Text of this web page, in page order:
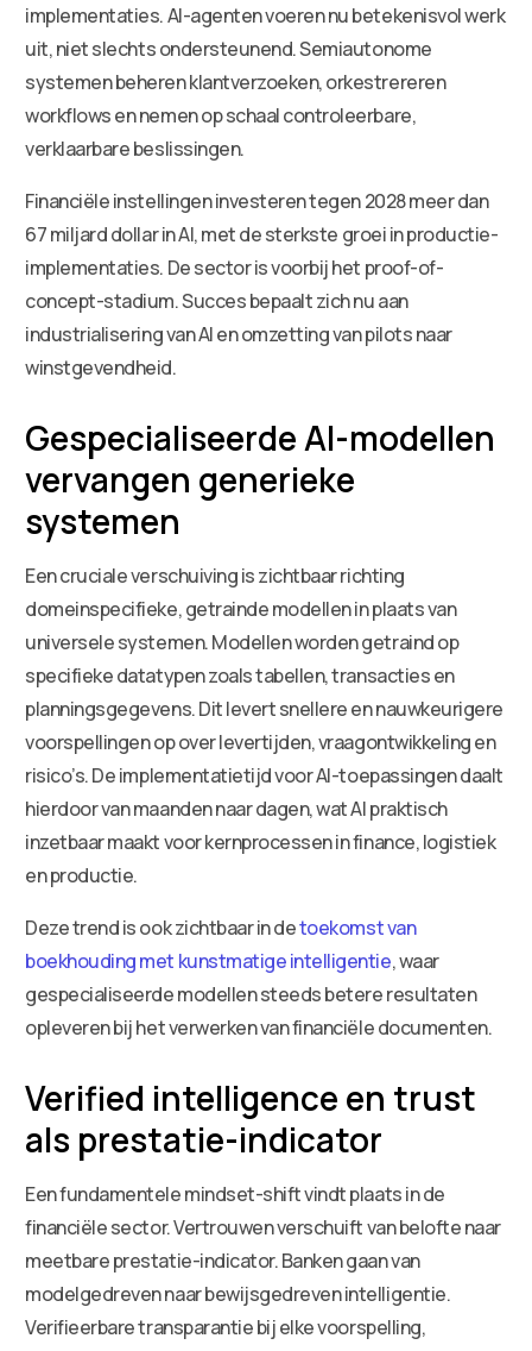
implementaties. AI-agenten voeren nu betekenisvol werk
uit, niet slechts ondersteunend. Semiautonome
systemen beheren klantverzoeken, orkestrereren
workflows en nemen op schaal controleerbare,
verklaarbare beslissingen.
Financiële instellingen investeren tegen 2028 meer dan
67 miljard dollar in AI, met de sterkste groei in productie-
implementaties. De sector is voorbij het proof-of-
concept-stadium. Succes bepaalt zich nu aan
industrialisering van AI en omzetting van pilots naar
winstgevendheid.
Gespecialiseerde AI-modellen
vervangen generieke
systemen
Een cruciale verschuiving is zichtbaar richting
domeinspecifieke, getrainde modellen in plaats van
universele systemen. Modellen worden getraind op
specifieke datatypen zoals tabellen, transacties en
planningsgegevens. Dit levert snellere en nauwkeurigere
voorspellingen op over levertijden, vraagontwikkeling en
risico’s. De implementatietijd voor AI-toepassingen daalt
hierdoor van maanden naar dagen, wat AI praktisch
inzetbaar maakt voor kernprocessen in finance, logistiek
en productie.
Deze trend is ook zichtbaar in detoekomst van
boekhouding met kunstmatige intelligentie, waar
gespecialiseerde modellen steeds betere resultaten
opleveren bij het verwerken van financiële documenten.
Verified intelligence en trust
als prestatie-indicator
Een fundamentele mindset-shift vindt plaats in de
financiële sector. Vertrouwen verschuift van belofte naar
meetbare prestatie-indicator. Banken gaan van
modelgedreven naar bewijsgedreven intelligentie.
Verifieerbare transparantie bij elke voorspelling,